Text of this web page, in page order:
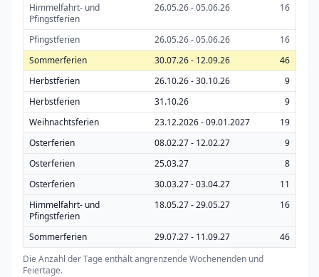
Himmelfahrt- und
Pfingstferien
26.05.26 - 05.06.26 16
Pfingstferien 26.05.26 - 05.06.26
16
Sommerferien
30.07.26 - 12.09.26
46
Herbstferien
26.10.26 - 30.10.26
9
Herbstferien
31.10.26
9
Weihnachtsferien
23.12.2026 - 09.01.2027
19
Osterferien
08.02.27 - 12.02.27
9
Osterferien
25.03.27
8
Osterferien
30.03.27 - 03.04.27
11
Himmelfahrt- und
Pfingstferien
18.05.27 - 29.05.27 16
Sommerferien 29.07.27 - 11.09.27
46
Die Anzahl der Tage enthält angrenzende Wochenenden und
Feiertage.